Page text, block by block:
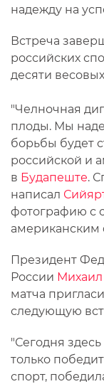
надежду на
Встреча
российских
десяти
"Челночная
плоды. Мы
борьбы будет
российской и
в Будапеште.
написал
фотографию с
американским
Президент
России
матча
следующую
"Сегодня
только
спорт,